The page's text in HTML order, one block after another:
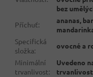
bez
Příchuť:
ananas,
Specifická
složka:
ovocné a
Minimální
trvanlivost:
Uvedeno